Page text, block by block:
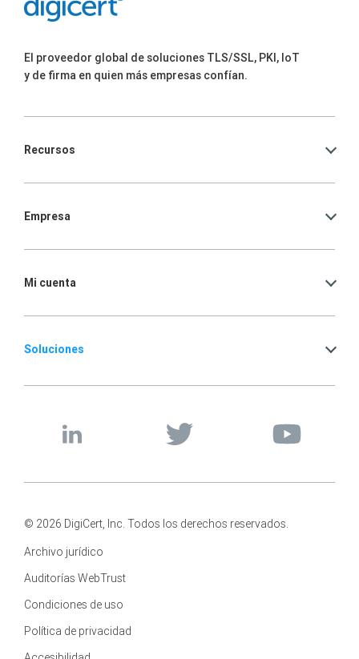
El proveedor global de soluciones TLS/SSL, PKI, IoT
y de firma en quien más empresas confían.
Recursos
Empresa
Mi cuenta
Soluciones
© 2026 DigiCert, Inc. Todos los derechos reservados.
Archivo jurídico
Auditorías WebTrust
Condiciones de uso
Política de privacidad